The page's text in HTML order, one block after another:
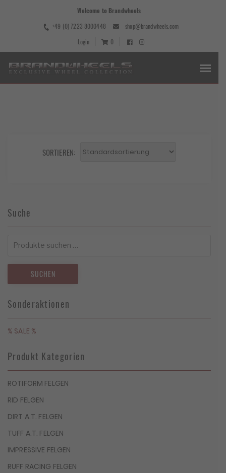
Welcome to Brandwheels
+49 (0) 7223 8000448
shop@brandwheels.com
Login
0
SORTIEREN:
Suche
nach:
SUCHEN
Sonderaktionen
% SALE %
Produkt Kategorien
ROTIFORM FELGEN
RID FELGEN
DIRT A.T. FELGEN
TUFF A.T. FELGEN
IMPRESSIVE FELGEN
RUFF RACING FELGEN